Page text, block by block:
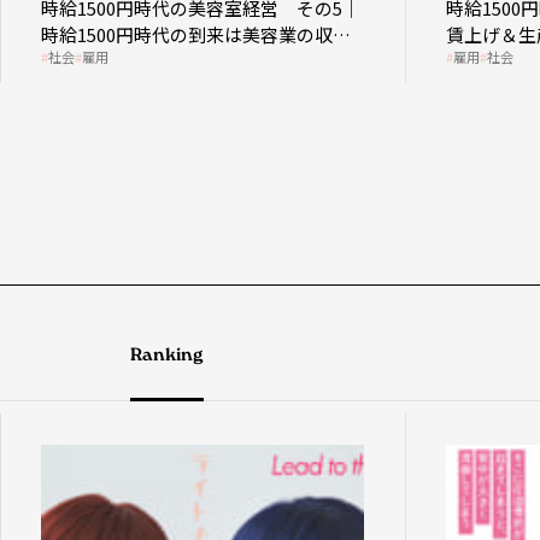
時給1500円時代の美容室経営 その5｜
時給1500円時代の到来は美容業の収益
構造を見直す契機
社会 雇用
時給1500
賃上げ＆
成金活用
雇用 社会
Ranking